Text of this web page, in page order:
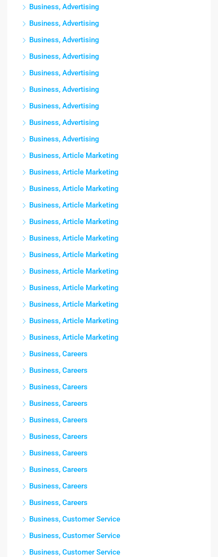
Business, Advertising
Business, Advertising
Business, Advertising
Business, Advertising
Business, Advertising
Business, Advertising
Business, Advertising
Business, Advertising
Business, Advertising
Business, Article Marketing
Business, Article Marketing
Business, Article Marketing
Business, Article Marketing
Business, Article Marketing
Business, Article Marketing
Business, Article Marketing
Business, Article Marketing
Business, Article Marketing
Business, Article Marketing
Business, Article Marketing
Business, Article Marketing
Business, Careers
Business, Careers
Business, Careers
Business, Careers
Business, Careers
Business, Careers
Business, Careers
Business, Careers
Business, Careers
Business, Careers
Business, Customer Service
Business, Customer Service
Business, Customer Service